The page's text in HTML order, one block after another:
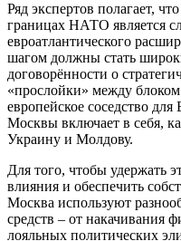
Ряд экспертов полагает,
границах НАТО является
евроатлантического
шагом должны стать
договорённости о
«прослойки» между
европейское соседство
Москвы включает в себя,
Украину и Молдову.
Для того, чтобы удержать
влияния и обеспечить
Москва используют
средств – от накачивания
лояльных политических